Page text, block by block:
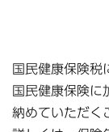
国民健康保険税
国民健康保険に
納めていただく